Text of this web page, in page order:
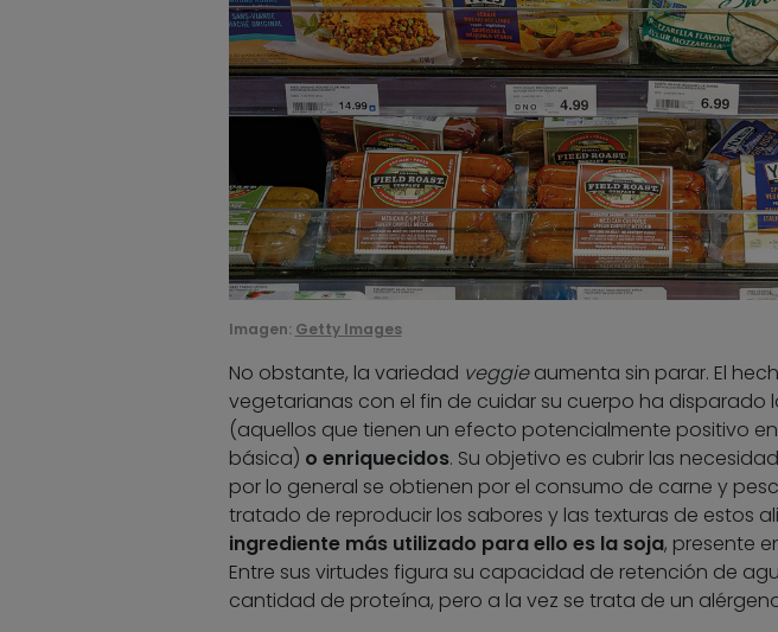
Imagen: Getty Images
No obstante, la variedad veggieaumenta sin parar. El
vegetarianas con el fin de cuidar su cuerpo ha disparado
(aquellos que tienen un efecto potencialmente positivo
básica) o enriquecidos. Su objetivo es cubrir las
por lo general se obtienen por el consumo de carne y
tratado de reproducir los sabores y las texturas de estos
ingrediente más utilizado para ello es la soja, presente
Entre sus virtudes figura su capacidad de retención de
cantidad de proteína, pero a la vez se trata de un